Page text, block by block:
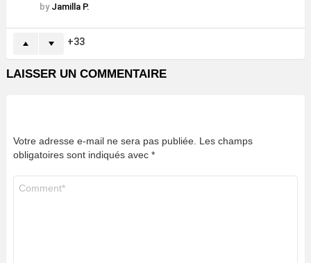
by Jamilla P.
33
LAISSER UN COMMENTAIRE
Votre adresse e-mail ne sera pas publiée. Les champs
obligatoires sont indiqués avec *